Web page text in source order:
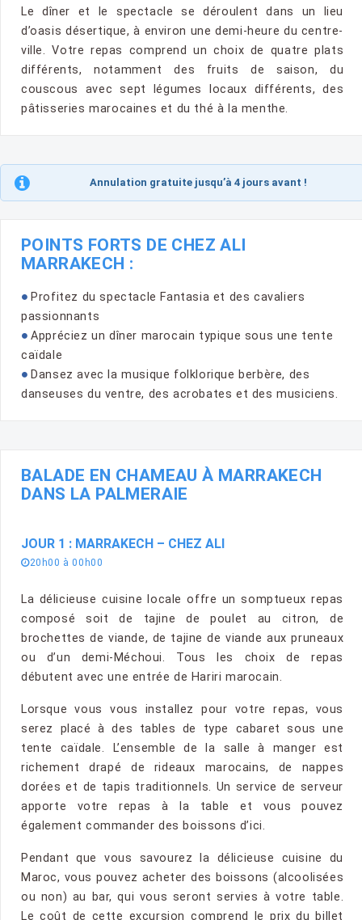
Le dîner et le spectacle se déroulent dans un lieu
d’oasis désertique, à environ une demi-heure du centre-
ville. Votre repas comprend un choix de quatre plats
différents, notamment des fruits de saison, du
couscous avec sept légumes locaux différents, des
pâtisseries marocaines et du thé à la menthe.
Annulation gratuite jusqu’à 4 jours avant !
POINTS FORTS DE CHEZ ALI
MARRAKECH :
Profitez du spectacle Fantasia et des cavaliers
passionnants
Appréciez un dîner marocain typique sous une tente
caïdale
Dansez avec la musique folklorique berbère, des
danseuses du ventre, des acrobates et des musiciens.
BALADE EN CHAMEAU À MARRAKECH
DANS LA PALMERAIE
JOUR 1 : MARRAKECH – CHEZ ALI
20h00 à 00h00
La délicieuse cuisine locale offre un somptueux repas
composé soit de tajine de poulet au citron, de
brochettes de viande, de tajine de viande aux pruneaux
ou d’un demi-Méchoui. Tous les choix de repas
débutent avec une entrée de Hariri marocain.
Lorsque vous vous installez pour votre repas, vous
serez placé à des tables de type cabaret sous une
tente caïdale. L’ensemble de la salle à manger est
richement drapé de rideaux marocains, de nappes
dorées et de tapis traditionnels. Un service de serveur
apporte votre repas à la table et vous pouvez
également commander des boissons d’ici.
Pendant que vous savourez la délicieuse cuisine du
Maroc, vous pouvez acheter des boissons (alcoolisées
ou non) au bar, qui vous seront servies à votre table.
Le coût de cette excursion comprend le prix du billet